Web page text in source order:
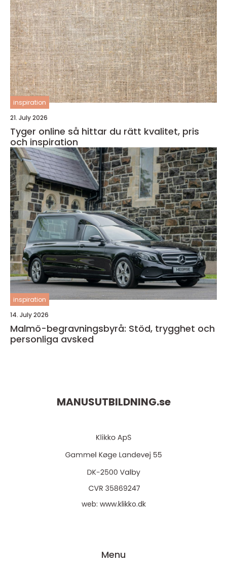
inspiration
21. July 2026
Tyger online så hittar du rätt kvalitet, pris
och inspiration
inspiration
14. July 2026
Malmö-begravningsbyrå: Stöd, trygghet och
personliga avsked
MANUSUTBILDNING.se
web: www.klikko.dk
Menu